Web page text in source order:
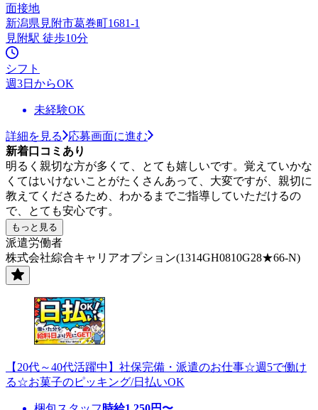
面接地
新潟県見附市葛巻町1681-1
見附駅 徒歩10分
シフト
週3日からOK
未経験OK
詳細を見る
応募画面に進む
新着口コミあり
明るく親切な方が多くて、とても嬉しいです。覚えていかな
くてはいけないことがたくさんあって、大変ですが、親切に
教えてくださるため、わかるまでご指導していただけるの
で、とても安心です。
もっと見る
派遣労働者
株式会社綜合キャリアオプション(1314GH0810G28★66-N)
【20代～40代活躍中】社保完備・派遣のお仕事☆週5で働け
る☆お菓子のピッキング/日払いOK